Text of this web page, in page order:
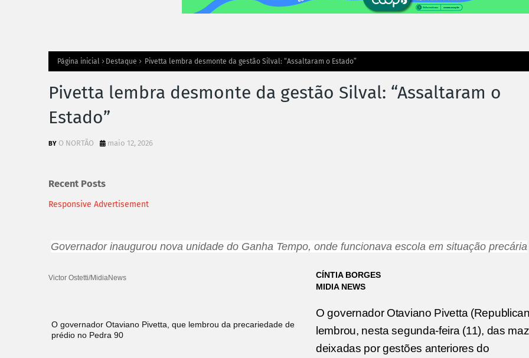
Página inicial Destaque Pivetta lembra desmonte da gestão Silval: “Assaltaram o Estado”
Pivetta lembra desmonte da gestão Silval: “Assaltaram o
Estado”
O NORTÃO maio 12, 2026
Recent Posts
Responsive Advertisement
Governador inaugurou nova unidade do Ganha Tempo, onde funcionava escola em situação precária
Victor Ostetti/MidiaNews
O governador Otaviano Pivetta, que lembrou da precariedade de
prédio no Pedra 90
CÍNTIA BORGES
MIDIA NEWS
O governador Otaviano Pivetta
lembrou, nesta segunda-feira (11), das
deixadas por gestões anteriores do